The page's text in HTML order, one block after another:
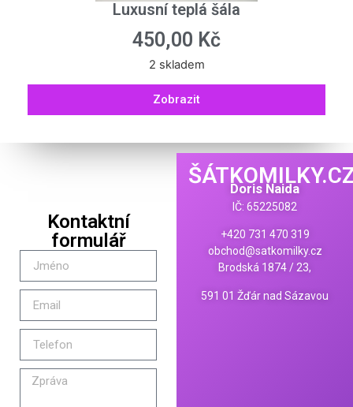
Luxusní teplá šála
450,00 Kč
2 skladem
Zobrazit
Kontaktní
formulář
Doris Naida
IČ: 65225082
+420 731 470 319
obchod@satkomilky.cz
Brodská 1874 / 23,
591 01 Žďár nad Sázavou